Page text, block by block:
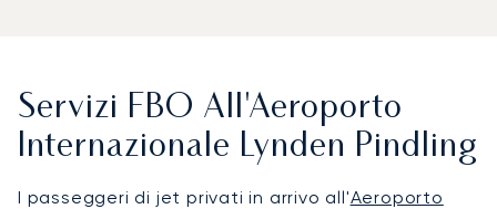
Servizi FBO All'Aeroporto
Internazionale Lynden Pindling
I passeggeri di jet privati in arrivo all'Aeroporto